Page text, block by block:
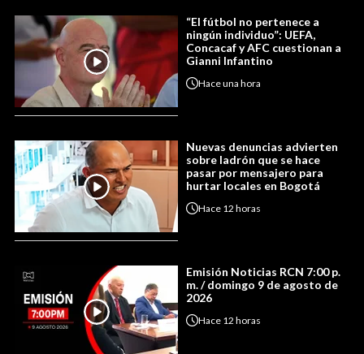
“El fútbol no pertenece a
ningún individuo”: UEFA,
Concacaf y AFC cuestionan a
Gianni Infantino
Haceuna hora
Nuevas denuncias advierten
sobre ladrón que se hace
pasar por mensajero para
hurtar locales en Bogotá
Hace 12 horas
Emisión Noticias RCN 7:00 p.
m. / domingo 9 de agosto de
2026
Hace 12 horas